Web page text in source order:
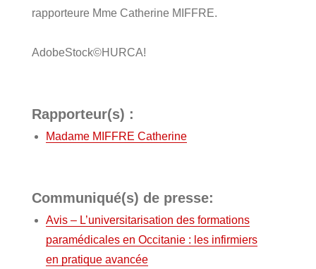
rapporteure Mme Catherine MIFFRE.
AdobeStock©HURCA!
Rapporteur(s) :
Madame MIFFRE Catherine
Communiqué(s) de presse:
Avis – L’universitarisation des formations
paramédicales en Occitanie : les infirmiers
en pratique avancée